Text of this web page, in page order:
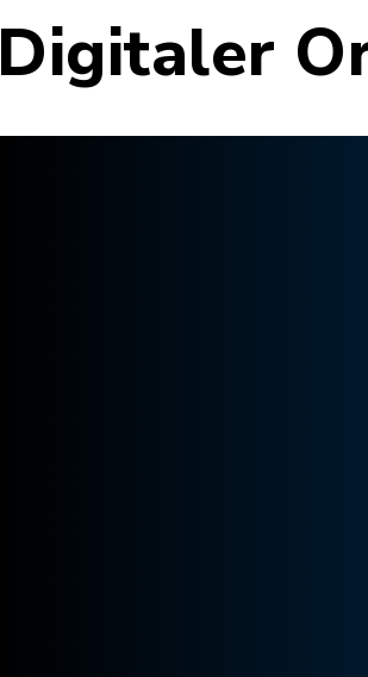
Digitaler